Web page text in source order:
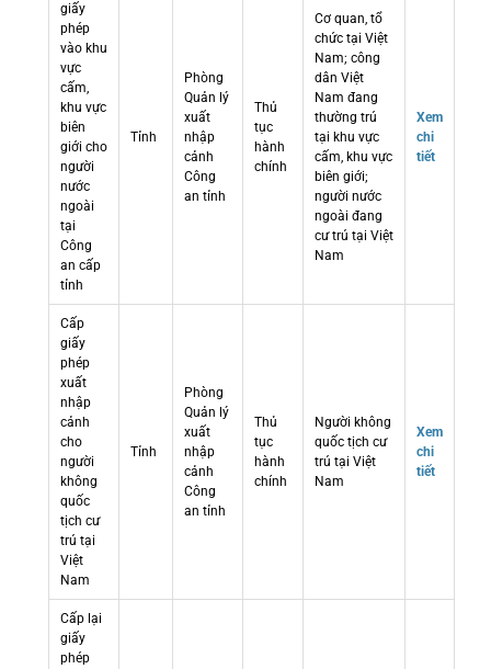
giấy
phép
vào khu
vực
cấm,
khu vực
biên
giới cho
người
nước
ngoài
tại
Công
an cấp
tỉnh
Tỉnh
Phòng
Quản lý
xuất
nhập
cảnh
Công
an tỉnh
Thủ
tục
hành
chính
Cơ quan, tổ
chức tại Việt
Nam; công
dân Việt
Nam đang
thường trú
tại khu vực
cấm, khu vực
biên giới;
người nước
ngoài đang
cư trú tại Việt
Nam
Xem
chi
tiết
Cấp
giấy
phép
xuất
nhập
cảnh
cho
người
không
quốc
tịch cư
trú tại
Việt
Nam
Tỉnh
Phòng
Quản lý
xuất
nhập
cảnh
Công
an tỉnh
Thủ
tục
hành
chính
Người không
quốc tịch cư
trú tại Việt
Nam
Xem
chi
tiết
Cấp lại
giấy
phép